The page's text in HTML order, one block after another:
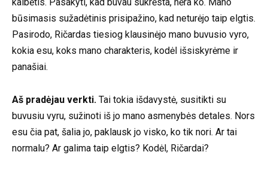
kalbėtis. Pasakyti, kad buvau sukrėsta, nėra ko. Mano
būsimasis sužadėtinis prisipažino, kad neturėjo taip elgtis.
Pasirodo, Ričardas tiesiog klausinėjo mano buvusio vyro,
kokia esu, koks mano charakteris, kodėl išsiskyrėme ir
panašiai.
Aš pradėjau verkti. Tai tokia išdavystė, susitikti su
buvusiu vyru, sužinoti iš jo mano asmenybės detales. Nors
esu čia pat, šalia jo, paklausk jo visko, ko tik nori. Ar tai
normalu? Ar galima taip elgtis? Kodėl, Ričardai?